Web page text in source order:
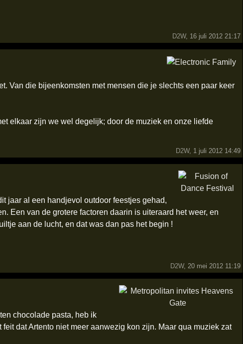
D2W, 16 juli 2012 21:17
Van die bijeenkomsten met mensen die je slechts een paar keer
elkaar zijn we wel degelijk; door de muziek en onze liefde
D2W, 1 juli 2012 14:49
jaar al een handjevol outdoor feestjes gehad,
Een van de grotere factoren daarin is uiteraard het weer, en
aan de lucht, en dat was dan pas het begin !
D2W, 20 mei 2012 11:19
chocolade pasta, heb ik
dat Artento niet meer aanwezig kon zijn. Maar qua muziek zat